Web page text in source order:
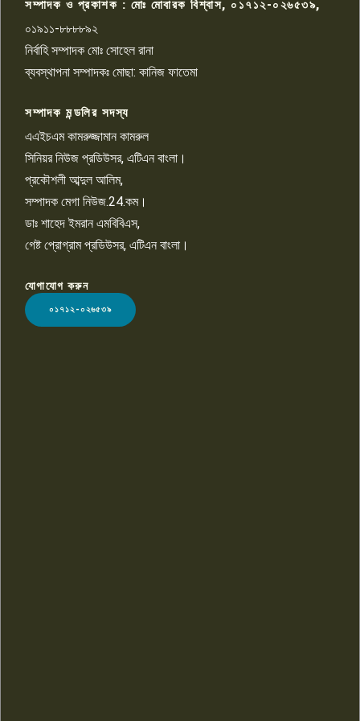
৯
চাঁদাবাজি ও হয়রানির অভিযোগ
১০
LOGO
সম্পাদক ও প্রকাশক : মোঃ মোবারক বিশ্বাস, ০১৭১২-০২৬৫৩৯,
০১৯১১-৮৮৮৮৯২
নির্বাহি সম্পাদক মোঃ সোহেল রানা
ব্যবস্থাপনা সম্পাদকঃ মোছা: কানিজ ফাতেমা
সম্পাদক মন্ডলির সদস্য
এএইচএম কামরুজ্জামান কামরুল
সিনিয়র নিউজ প্রডিউসর, এটিএন বাংলা।
প্রকৌশলী আব্দুল আলিম,
সম্পাদক মেগা নিউজ.24.কম।
ডাঃ শাহেদ ইমরান এমবিবিএস,
গেষ্ট প্রোগ্রাম প্রডিউসর, এটিএন বাংলা।
যোগাযোগ করুন
০১৭১২-০২৬৫৩৯